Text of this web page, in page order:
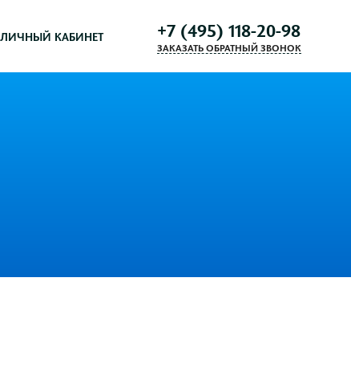
ЛИЧНЫЙ КАБИНЕТ +7 (495) 118-20-98
ЗАКАЗАТЬ ОБРАТНЫЙ ЗВОНОК